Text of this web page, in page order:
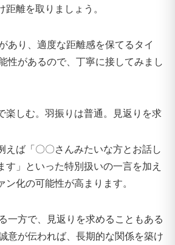
距離を取りましょう。
あり、適度な距離感を保てるタイ
性があるので、丁寧に接してみまし
楽しむ。羽振りは普通。見返りを求
えば「〇〇さんみたいな方とお話し
す」といった特別扱いの一言を加え
ン化の可能性が高まります。
一方で、見返りを求めることもある
意が伝われば、長期的な関係を築け